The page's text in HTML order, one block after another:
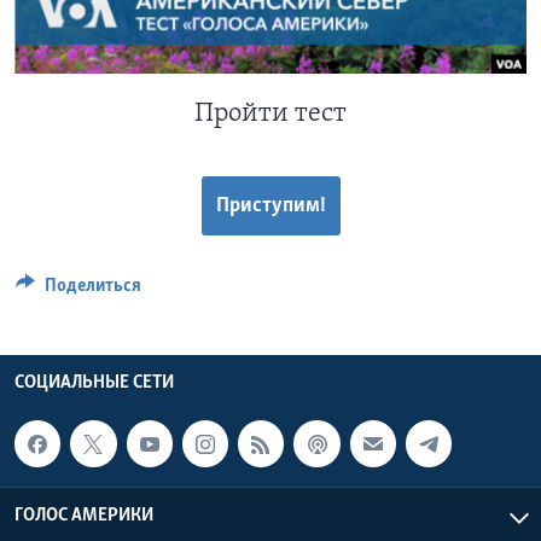
Learning English
Пройти тест
Приступим!
Поделиться
СОЦИАЛЬНЫЕ СЕТИ
ГОЛОС АМЕРИКИ